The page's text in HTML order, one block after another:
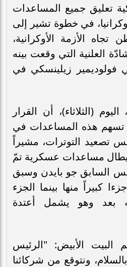
تعليق جميع المساعدات
في خطوة تشير إلى
الأزمة الأوكرانية،
العلنية التي وقعت بينه
فولوديمير زيلينسكي في
(الثلاثاء)، أن القرار
هذه المساعدات في
تصعيد التوترات، مشيراً
يطال مساعدات عسكرية تمّ
السابق جو بايدن وسبق
كبيراً منها بينما الجزء
بعد وهو يشمل أعتدة
البيت الأبيض: "الرئيس
ونتوقع من شركائنا